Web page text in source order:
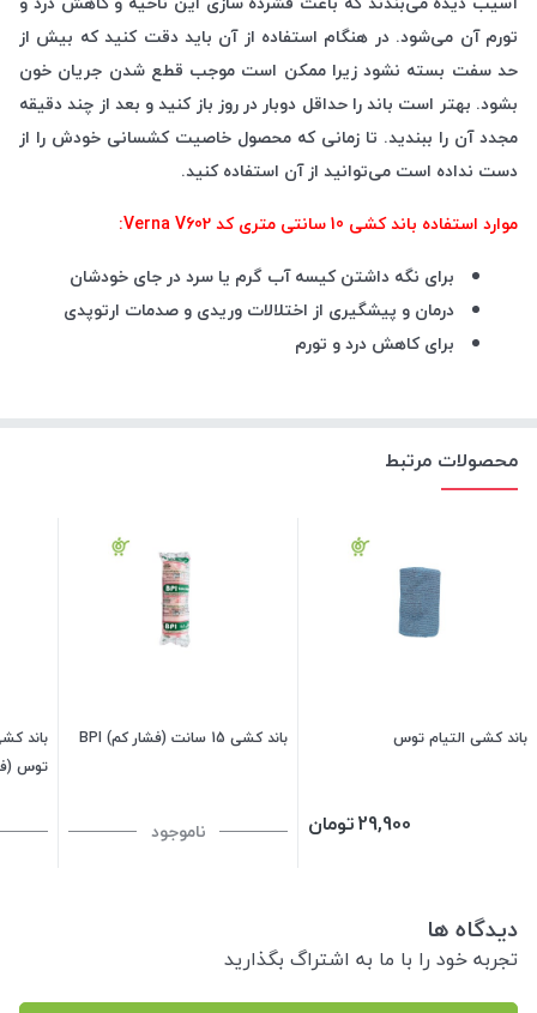
تورم آن می‌شود. در هنگام استفاده از آن باید دقت کنید که بیش از
حد سفت بسته نشود زیرا ممکن است موجب قطع شدن جریان خون
بشود. بهتر است باند را حداقل دوبار در روز باز کنید و بعد از چند دقیقه
مجدد آن را ببندید. تا زمانی که محصول خاصیت کشسانی خودش را از
دست نداده است می‌توانید از آن استفاده کنید.
موارد استفاده باند کشی 10 سانتی متری کد Verna V602:
برای نگه داشتن کیسه آب گرم یا سرد در جای خودشان
درمان و پیشگیری از اختلالات وریدی و صدمات ارتوپدی
برای کاهش درد و تورم
محصولات مرتبط
باند کشی التیام توس
29,900تومان
باند کشی 15 سانت (فشار کم) BPI
ناموجود
توس
دیدگاه ها
تجربه خود را با ما به اشتراگ بگذارید